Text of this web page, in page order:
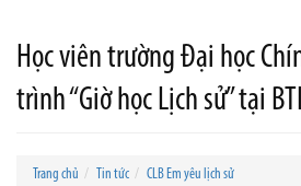
Học viên trường Đại học
trình “Giờ học Lịch sử” tại
Trang chủ Tin tức CLB Em yêu lịch sử